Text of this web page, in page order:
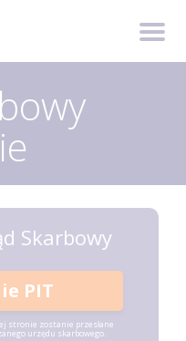
Skarbowy
PIT
stronie zostanie przesłane
urzędu skarbowego.